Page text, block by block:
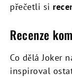
přečetli si
Recenze
Co dělá Joker
inspiroval